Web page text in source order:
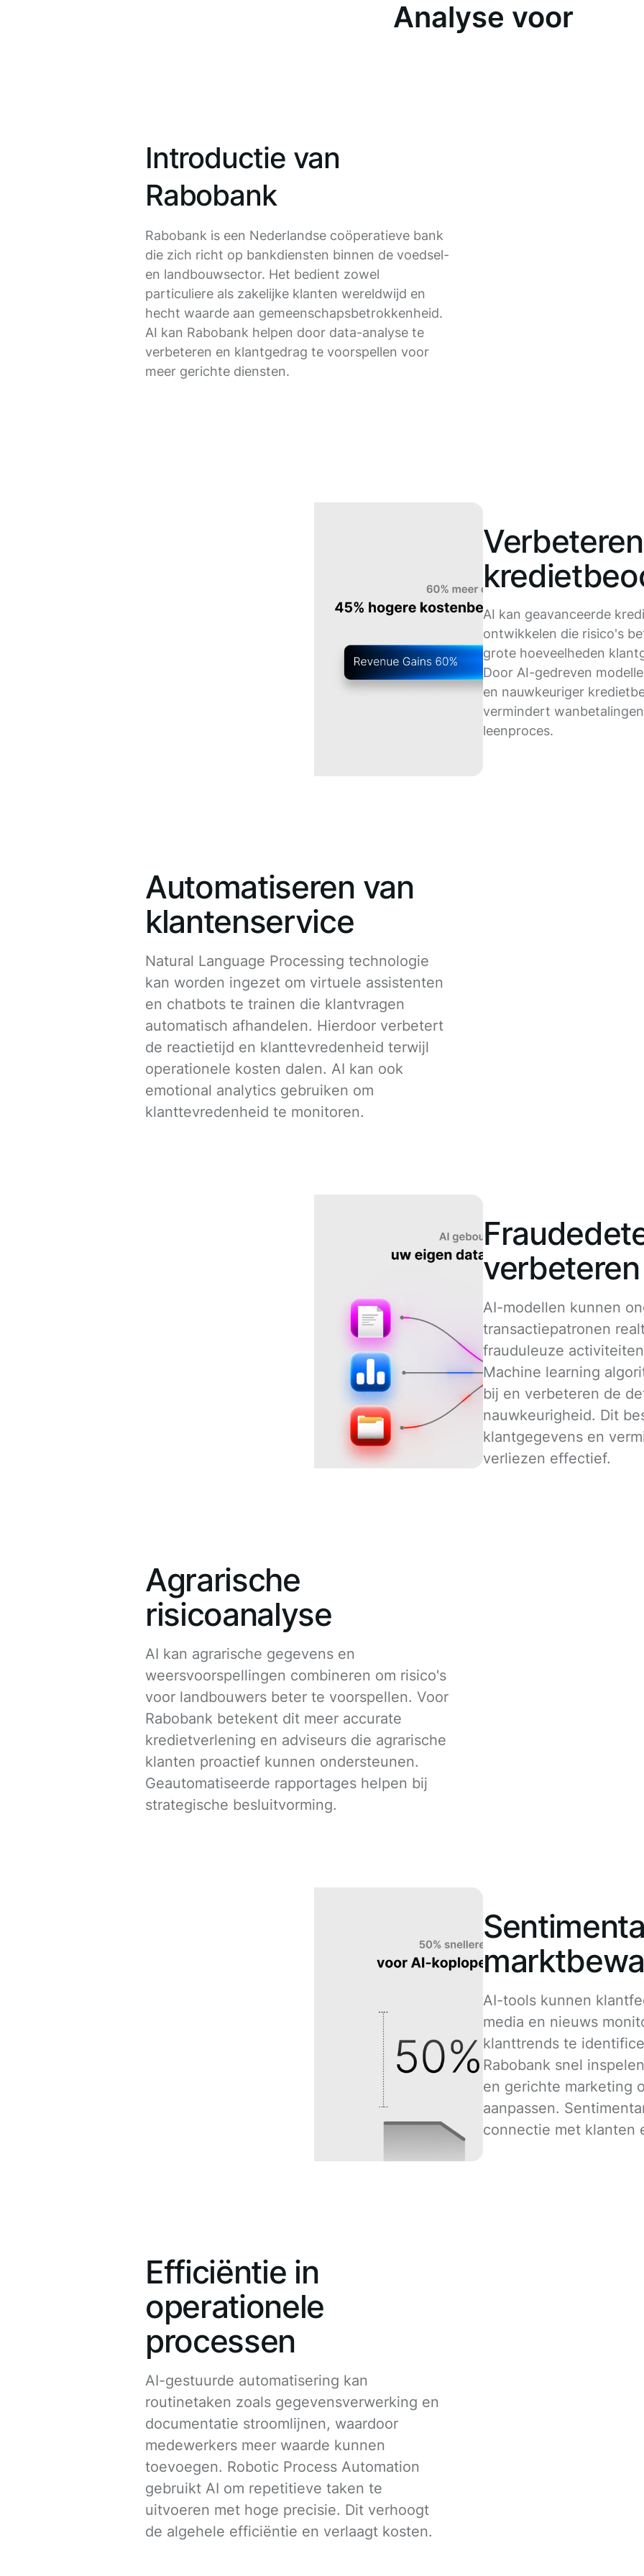
Analyse voor
Introductie van
Rabobank
Rabobank is een Nederlandse coöperatieve bank
die zich richt op bankdiensten binnen de voedsel-
en landbouwsector. Het bedient zowel
particuliere als zakelijke klanten wereldwijd en
hecht waarde aan gemeenschapsbetrokkenheid.
AI kan Rabobank helpen door data-analyse te
verbeteren en klantgedrag te voorspellen voor
meer gerichte diensten.
AI kan geavanceerde
ontwikkelen die risico's
grote hoeveelheden
Door AI-gedreven
en nauwkeuriger
vermindert
leenproces.
Automatiseren van
klantenservice
Natural Language Processing technologie
kan worden ingezet om virtuele assistenten
en chatbots te trainen die klantvragen
automatisch afhandelen. Hierdoor verbetert
de reactietijd en klanttevredenheid terwijl
operationele kosten dalen. AI kan ook
emotional analytics gebruiken om
klanttevredenheid te monitoren.
verbeteren
AI-modellen kunnen
transactiepatronen
frauduleuze
Machine learning
bij en verbeteren de
nauwkeurigheid. Dit
klantgegevens en
verliezen effectief.
Agrarische
risicoanalyse
AI kan agrarische gegevens en
weersvoorspellingen combineren om risico's
voor landbouwers beter te voorspellen. Voor
Rabobank betekent dit meer accurate
kredietverlening en adviseurs die agrarische
klanten proactief kunnen ondersteunen.
Geautomatiseerde rapportages helpen bij
strategische besluitvorming.
AI-tools kunnen
media en nieuws
klanttrends te
Rabobank snel
en gerichte marketing
aanpassen.
connectie met klanten
Efficiëntie in
operationele
processen
AI-gestuurde automatisering kan
routinetaken zoals gegevensverwerking en
documentatie stroomlijnen, waardoor
medewerkers meer waarde kunnen
toevoegen. Robotic Process Automation
gebruikt AI om repetitieve taken te
uitvoeren met hoge precisie. Dit verhoogt
de algehele efficiëntie en verlaagt kosten.